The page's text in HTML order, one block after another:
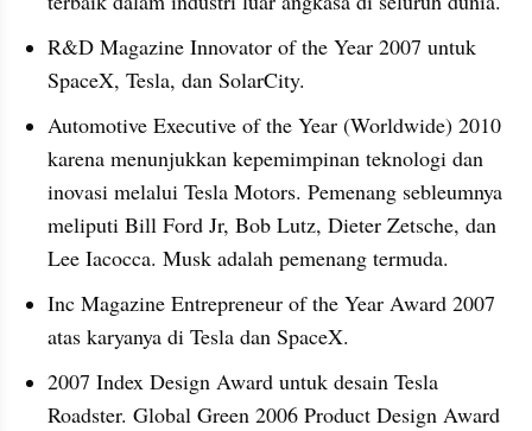
R&D Magazine Innovator of the Year 2007 untuk
SpaceX, Tesla, dan SolarCity.
Automotive Executive of the Year (Worldwide) 2010
karena menunjukkan kepemimpinan teknologi dan
inovasi melalui Tesla Motors. Pemenang sebleumnya
meliputi Bill Ford Jr, Bob Lutz, Dieter Zetsche, dan
Lee Iacocca. Musk adalah pemenang termuda.
Inc Magazine Entrepreneur of the Year Award 2007
atas karyanya di Tesla dan SpaceX.
2007 Index Design Award untuk desain Tesla
Roadster. Global Green 2006 Product Design Award